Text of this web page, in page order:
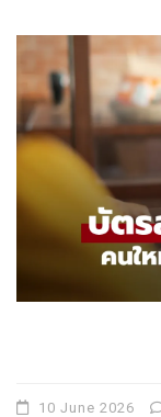
10 June 2026